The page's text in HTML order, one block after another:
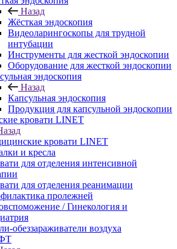
Назад
Жёсткая эндоскопия
Видеоларингоскопы для трудной
интубации
Инструменты для жесткой эндоскопии
Оборудование для жесткой эндоскопии
эндоскопия
Назад
Капсульная эндоскопия
Продукция для капсульной эндоскопии
кровати LINET
кровати LINET
и кресла
для отделения интенсивной
для отделения реанимации
пролежней
/ Гинекология и
обеззараживатели воздуха